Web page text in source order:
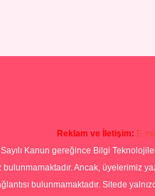
Reklam ve İletişim: E-
Kanun gereğince Bilgi
Ancak, üyelerimiz
bulunmamaktadır. Sitede